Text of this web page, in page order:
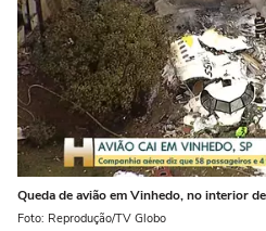
Queda de avião em Vinhedo, no interior
Foto: Reprodução/TV Globo